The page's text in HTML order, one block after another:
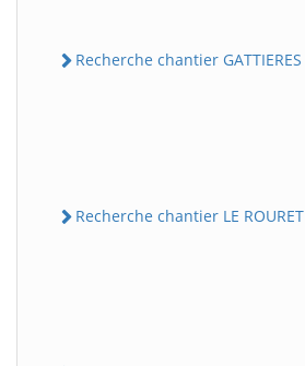
Recherche chantier GATTIERES
Recherche chantier LE ROURET